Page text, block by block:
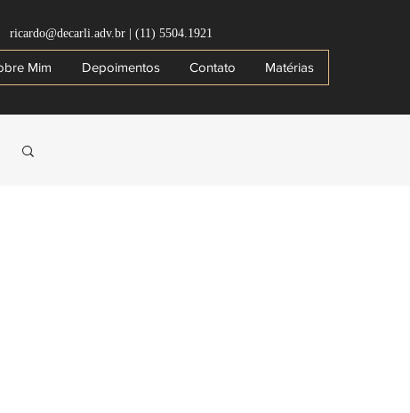
ricardo@decarli.adv.br (11) 5504.1921
Mim Depoimentos Contato Matérias